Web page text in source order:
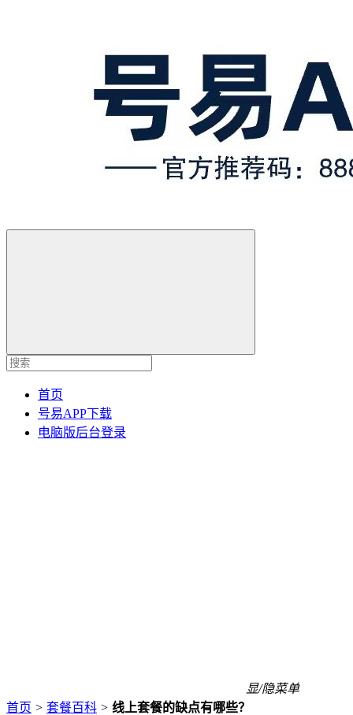
首页
号易APP下载
电脑版后台登录
显/隐菜单
首页 > 套餐百科 > 线上套餐的缺点有哪些？